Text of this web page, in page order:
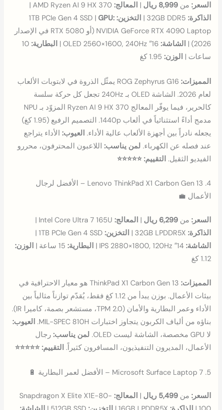
السعر: من8,999 ريال |المعالج: AMD Ryzen AI 9 HX 370 |
الذاكرة:
التخزين: 1TB PCIe Gen 4 SSD |
GPU:
NVIDIA GeForce RTX 4090 Laptop (أو RTX 5080 في الإصدار
2026) |
الشاشة: 16″ OLED 2560×1600, 240Hz | البطارية: 10
ساعات |الوزن:
المميزات:
ROG Zephyrus G16 يمثّل الذروة في لابتوبات الألعاب
لعام 2026. الشاشة OLED بـ 240Hz تجعل كل حركة سلسة
كالحرير، فيما يوفّر المعالج Ryzen AI 9 HX 370 المزوّد بـ NPU
مدمج أداءً استثنائياً في ألعاب 1440p. التصميم الرفيع (1.95 كغ)
يجعله نادراً بين أجهزة الألعاب عالية الأداء. العيوب: الأداء يتراجع
عند فصله عن الكهرباء. لمن يناسب: اللاعبون المحترفون، محررو
الفيديو الثقيل. التقييم: ⭐⭐⭐⭐⭐
4. Lenovo ThinkPad X1 Carbon Gen 13 – الأفضل لرجال
الأعمال 💼
السعر: من6,299 ريال |المعالج:
الذاكرة:
التخزين: 1TB PCIe Gen 4 SSD |
الشاشة: 14″ IPS 2880×1800, 120Hz | البطارية:
الوزن:
1.12 كغ
المميزات:
ThinkPad X1 Carbon Gen 13 هو معيار الاحترافية في
بيئات الأعمال. بوزن يبدأ من 1.12 كغ فقط، يُقدّم توازناً مثالياً بين
الأداء وعمر البطارية والأمان (TPM 2.0، مستشعر بصمة، كاميرا IR).
بناؤه من ألياف الكربون يتجاوز اختبارات MIL-SPEC 810H.
العيوب:
لا GPU مخصصة، الشاشة ليست OLED.
لمن يناسب: رجال
الأعمال، المديرون التنفيذيون، المسافرون كثيراً.التقييم: ⭐⭐⭐⭐⭐
5. Microsoft Surface Laptop 7 – الأفضل لعمر البطارية 🔋
السعر: من5,499 ريال |المعالج: Snapdragon X Elite X1E-80-